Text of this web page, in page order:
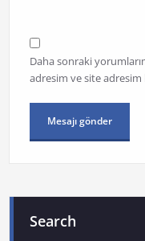
Daha sonraki
adresim ve site adresim
Search